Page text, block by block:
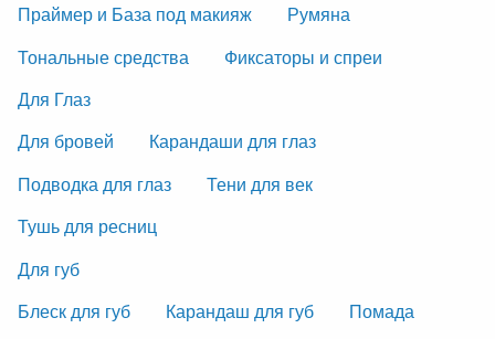
Праймер и База под макияж
Румяна
Тональные средства
Фиксаторы и спреи
Для Глаз
Для бровей
Карандаши для глаз
Подводка для глаз
Тени для век
Тушь для ресниц
Для губ
Блеск для губ
Карандаш для губ
Помада